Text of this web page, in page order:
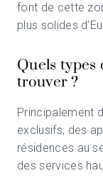
font de cette
plus solides
Quels
trouver ?
Principalement
exclusifs, des
résidences au
des services